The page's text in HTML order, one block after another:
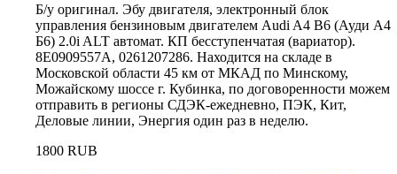
Б/у оригинал. Эбу двигателя, электронный блок
управления бензиновым двигателем Audi A4 B6 (Ауди А4
Б6) 2.0i ALT автомат. КП бесступенчатая (вариатор).
8E0909557A, 0261207286. Находится на складе в
Московской области 45 км от МКАД по Минскому,
Можайскому шоссе г. Кубинка, по договоренности можем
отправить в регионы СДЭК-ежедневно, ПЭК, Кит,
Деловые линии, Энергия один раз в неделю.
1800 RUB